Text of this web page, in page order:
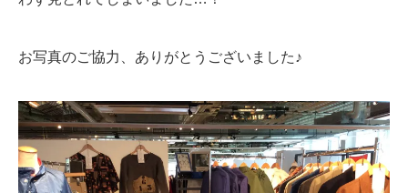
お写真のご協力、ありがとうございました♪